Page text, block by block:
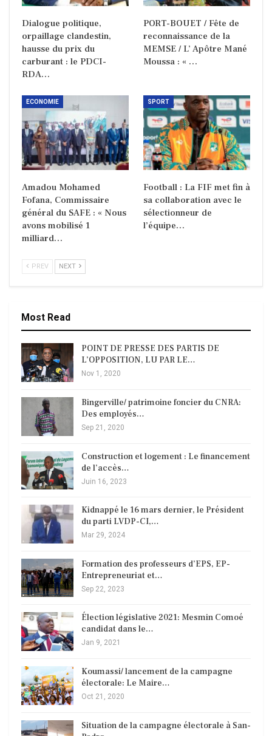
Dialogue politique,
orpaillage clandestin,
hausse du prix du
carburant : le PDCI-
RDA…
PORT-BOUET / Fête de
reconnaissance de la
MEMSE / L’ Apôtre Mané
Moussa : « …
ECONOMIE
Amadou Mohamed
Fofana, Commissaire
général du SAFE : « Nous
avons mobilisé 1
milliard…
SPORT
Football : La FIF met fin à
sa collaboration avec le
sélectionneur de
l’équipe…
PREV NEXT
Most Read
POINT DE PRESSE DES PARTIS DE
L’OPPOSITION, LU PAR LE…
Nov 1, 2020
Bingerville/ patrimoine foncier du CNRA:
Des employés…
Sep 21, 2020
Construction et logement : Le financement
de l’accès…
Juin 16, 2023
Kidnappé le 16 mars dernier, le Président
du parti LVDP-CI,…
Mar 29, 2024
Formation des professeurs d’EPS, EP-
Entrepreneuriat et…
Sep 22, 2023
Élection législative 2021: Mesmin Comoé
candidat dans le…
Jan 9, 2021
Koumassi/ lancement de la campagne
électorale: Le Maire…
Oct 21, 2020
Situation de la campagne électorale à San-